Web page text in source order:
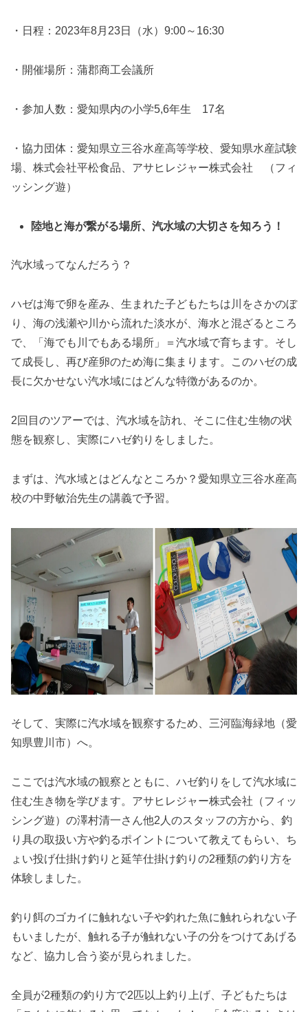
・日程：2023年8月23日（水）9:00～16:30
・開催場所：蒲郡商工会議所
・参加人数：愛知県内の小学5,6年生 17名
・協力団体：愛知県立三谷水産高等学校、愛知県水産試験
場、株式会社平松食品、アサヒレジャー株式会社 （フィ
ッシング遊）
陸地と海が繋がる場所、汽水域の大切さを知ろう！
汽水域ってなんだろう？
ハゼは海で卵を産み、生まれた子どもたちは川をさかのぼ
り、海の浅瀬や川から流れた淡水が、海水と混ざるところ
で、「海でも川でもある場所」＝汽水域で育ちます。そし
て成長し、再び産卵のため海に集まります。このハゼの成
長に欠かせない汽水域にはどんな特徴があるのか。
2回目のツアーでは、汽水域を訪れ、そこに住む生物の状
態を観察し、実際にハゼ釣りをしました。
まずは、汽水域とはどんなところか？愛知県立三谷水産高
校の中野敏治先生の講義で予習。
そして、実際に汽水域を観察するため、三河臨海緑地（愛
知県豊川市）へ。
ここでは汽水域の観察とともに、ハゼ釣りをして汽水域に
住む生き物を学びます。アサヒレジャー株式会社（フィッ
シング遊）の澤村清一さん他2人のスタッフの方から、釣
り具の取扱い方や釣るポイントについて教えてもらい、ち
ょい投げ仕掛け釣りと延竿仕掛け釣りの2種類の釣り方を
体験しました。
釣り餌のゴカイに触れない子や釣れた魚に触れられない子
もいましたが、触れる子が触れない子の分をつけてあげる
など、協力し合う姿が見られました。
全員が2種類の釣り方で2匹以上釣り上げ、子どもたちは